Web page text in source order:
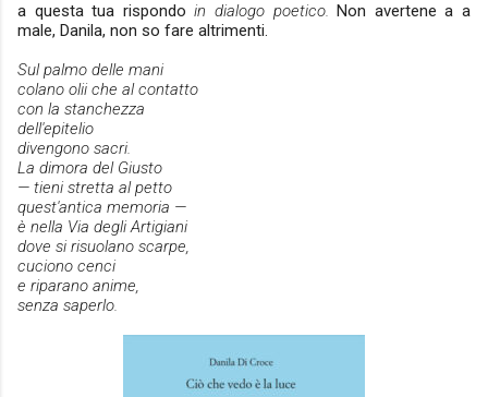
a questa tua rispondoin dialogo poetico.Non avertene a a
male, Danila, non so fare altrimenti.
Sul palmo delle mani
colano olii che al contatto
con la stanchezza
dell'epitelio
divengono sacri.
La dimora del Giusto
— tieni stretta al petto
quest'antica memoria —
è nella Via degli Artigiani
dove si risuolano scarpe,
cuciono cenci
e riparano anime,
senza saperlo.